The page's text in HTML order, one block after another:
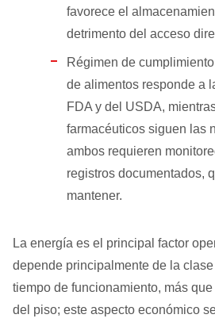
favorece el
detrimento del acceso
Régimen de
de alimentos responde a
FDA y del USDA,
farmacéuticos siguen las
ambos requieren
registros documentados,
mantener.
La energía es el principal factor
depende principalmente de la clase
tiempo de funcionamiento, más
del piso; este aspecto económico